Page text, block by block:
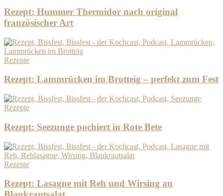
Rezept: Hummer Thermidor nach original
französischer Art
Rezepte
Rezept: Lammrücken im Brotteig – perfekt zum Fest
Rezepte
Rezept: Seezunge pochiert in Rote Bete
Rezepte
Rezept: Lasagne mit Reh und Wirsing an